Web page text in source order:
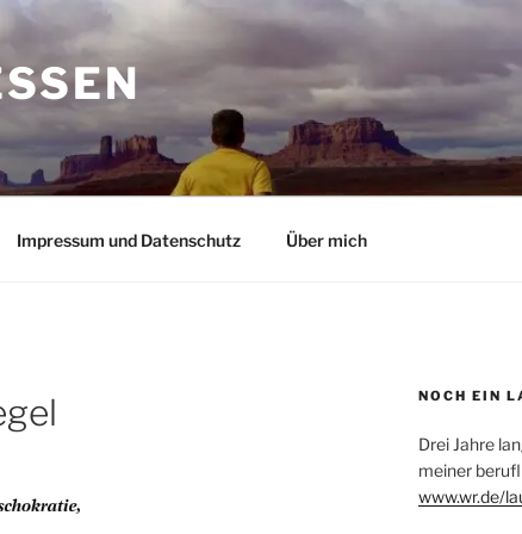
Impressum und Datenschutz Über mich
NOCH EIN
Drei Jahre
meiner
www.wr.de/